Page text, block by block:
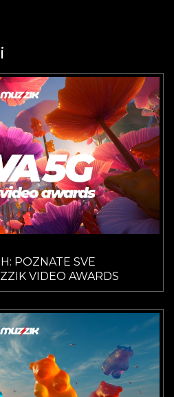
POZNATE SVE
VIDEO AWARDS